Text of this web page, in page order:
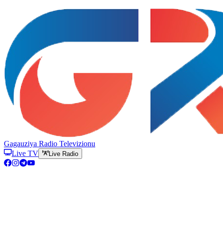
Gagauziya Radio Televizionu
Live TV
Live Radio